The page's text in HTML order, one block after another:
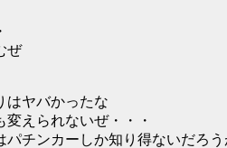
ぜ
はヤバかったな
えられないぜ・・・
チンカーしか知り得ないだろう